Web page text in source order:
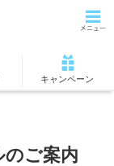
キャンペーン
のご案内